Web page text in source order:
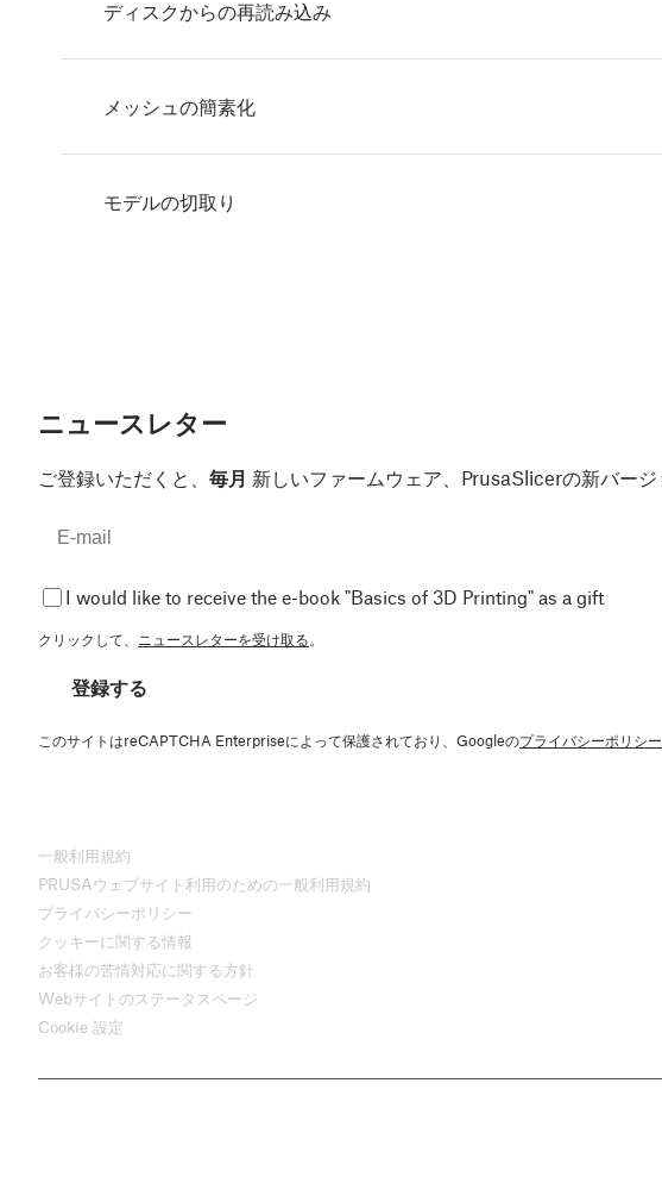
ディスクからの再読み込み
メッシュの簡素化
モデルの切取り
ニュースレター
ご登録いただくと、 毎月 新しいファームウェア、PrusaSlicerの新バー
I would like to receive the e-book "Basics of 3D Printing" as a gift
クリックして、 ニュースレターを受け取る。
登録する
このサイトはreCAPTCHA Enterpriseによって保護されており、Googleのプライバシーポリシー
一般利用規約
PRUSAウェブサイト利用のための一般利用規約
プライバシーポリシー
クッキーに関する情報
お客様の苦情対応に関する方針
Webサイトのステータスページ
Cookie 設定